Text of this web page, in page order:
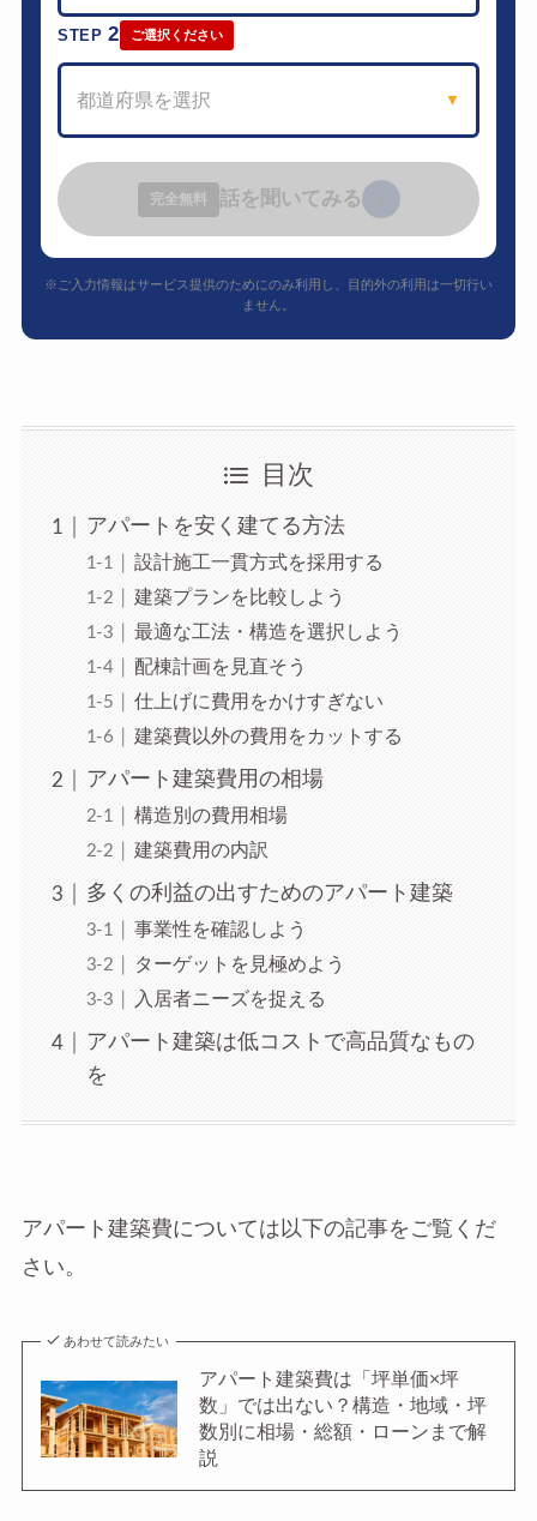
STEP2 ご選択ください
都道府県を選択 ▼
完全無料 話を聞いてみる
※ご入力情報はサービス提供のためにのみ利用し、目的外の利用は一切行い
ません。
目次
アパートを安く建てる方法
設計施工一貫方式を採用する
建築プランを比較しよう
最適な工法・構造を選択しよう
配棟計画を見直そう
仕上げに費用をかけすぎない
建築費以外の費用をカットする
アパート建築費用の相場
構造別の費用相場
建築費用の内訳
多くの利益の出すためのアパート建築
事業性を確認しよう
ターゲットを見極めよう
入居者ニーズを捉える
アパート建築は低コストで高品質なもの
を
アパート建築費については以下の記事をご覧くだ
さい。
あわせて読みたい
アパート建築費は「坪単価×坪
数」では出ない？構造・地域・坪
数別に相場・総額・ローンまで解
説